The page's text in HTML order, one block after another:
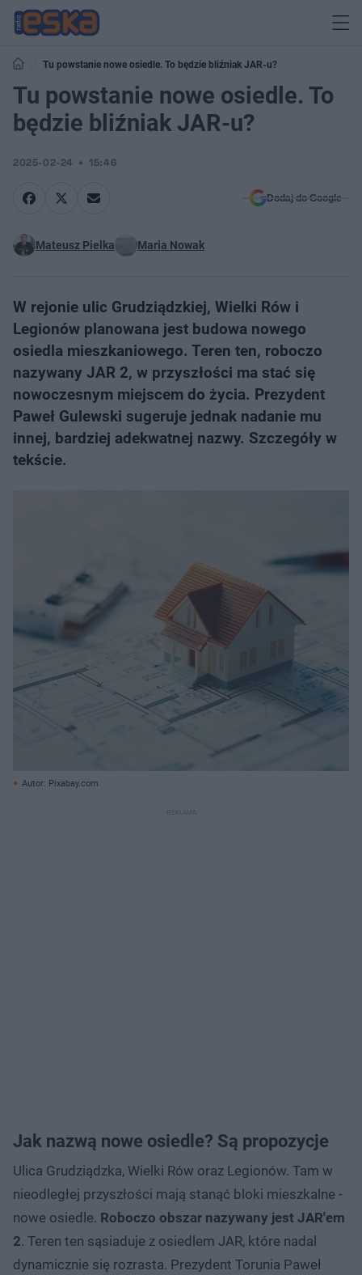
Tu powstanie nowe osiedle. To będzie bliźniak JAR-u?
Tu powstanie nowe osiedle. To
będzie bliźniak JAR-u?
2025-02-24 15:46
Dodaj do Google
Mateusz Pielka Maria Nowak
W rejonie ulic Grudziądzkiej, Wielki Rów i
Legionów planowana jest budowa nowego
osiedla mieszkaniowego. Teren ten, roboczo
nazywany JAR 2, w przyszłości ma stać się
nowoczesnym miejscem do życia. Prezydent
Paweł Gulewski sugeruje jednak nadanie mu
innej, bardziej adekwatnej nazwy. Szczegóły w
tekście.
Autor: Pixabay.com
Jak nazwą nowe osiedle? Są propozycje
Ulica Grudziądzka, Wielki Rów oraz Legionów. Tam w
nieodległej przyszłości mają stanąć bloki mieszkalne -
nowe osiedle. Roboczo obszar nazywany jest JAR'em
2. Teren ten sąsiaduje z osiedlem JAR, które nadal
dynamicznie się rozrasta. Prezydent Torunia Paweł